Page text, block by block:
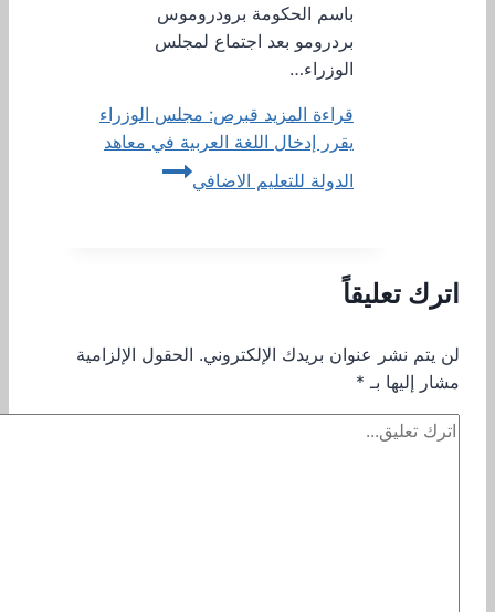
باسم الحكومة برودروموس
بردرومو بعد اجتماع لمجلس
الوزراء…
قراءة المزيد قبرص: مجلس الوزراء
يقرر إدخال اللغة العربية في معاهد
الدولة للتعليم الاضافي
اترك تعليقاً
لن يتم نشر عنوان بريدك الإلكتروني. الحقول الإلزامية
مشار إليها بـ *